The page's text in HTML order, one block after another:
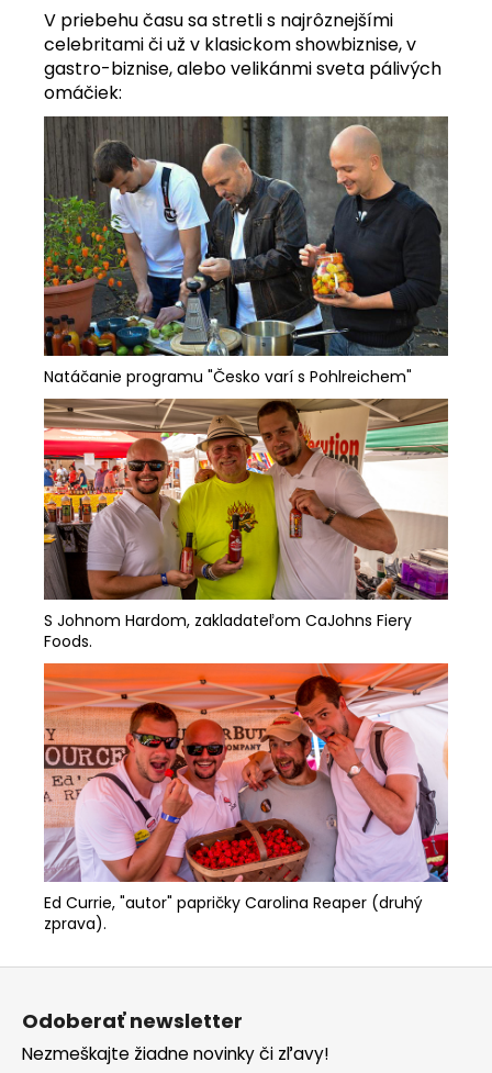
V priebehu času sa stretli s najrôznejšími
celebritami či už v klasickom showbiznise, v
gastro-biznise, alebo velikánmi sveta pálivých
omáčiek:
Natáčanie programu "Česko varí s Pohlreichem"
S Johnom Hardom, zakladateľom CaJohns Fiery
Foods.
Ed Currie, "autor" papričky Carolina Reaper (druhý
zprava).
Z
Odoberať newsletter
Nezmeškajte žiadne novinky či zľavy!